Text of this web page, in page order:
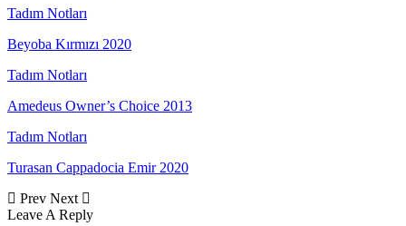
Tadım Notları
Beyoba Kırmızı 2020
Tadım Notları
Amedeus Owner’s Choice 2013
Tadım Notları
Turasan Cappadocia Emir 2020
Prev Next
Leave A Reply